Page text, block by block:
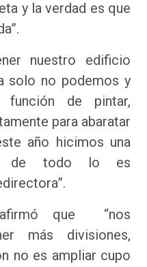
y la verdad es que
nuestro edificio
solo no podemos y
función de pintar,
para abaratar
año hicimos una
de todo lo es
que “nos
más divisiones,
no es ampliar cupo